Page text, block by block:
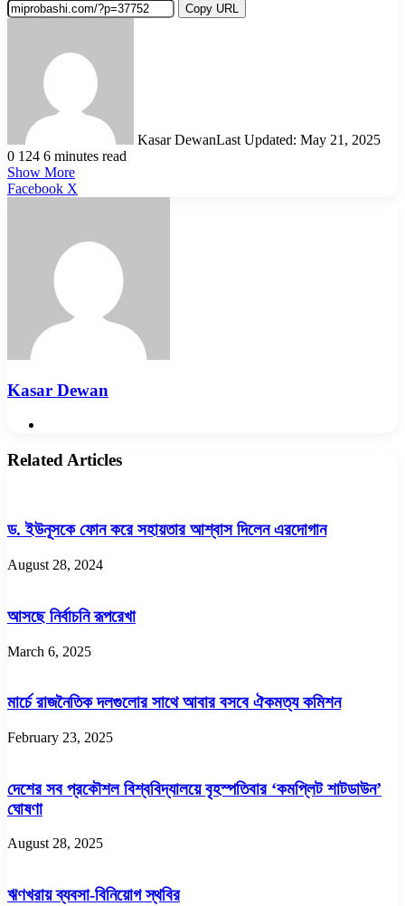
Copy URL
Kasar DewanLast Updated: May 21, 2025
0 124 6 minutes read
Show More
Facebook X
Kasar Dewan
Related Articles
ড. ইউনূসকে ফোন করে সহায়তার আশ্বাস দিলেন এরদোগান
August 28, 2024
আসছে নির্বাচনি রূপরেখা
March 6, 2025
মার্চে রাজনৈতিক দলগুলোর সাথে আবার বসবে ঐকমত্য কমিশন
February 23, 2025
দেশের সব প্রকৌশল বিশ্ববিদ্যালয়ে বৃহস্পতিবার ‘কমপ্লিট শাটডাউন’
ঘোষণা
August 28, 2025
ঋণখরায় ব্যবসা-বিনিয়োগ স্থবির